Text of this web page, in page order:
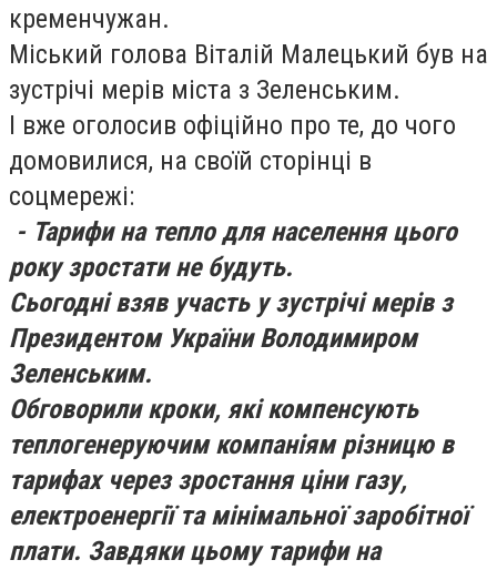
кременчужан.
Міський голова Віталій Малецький був на
зустрічі мерів міста з Зеленським.
І вже оголосив офіційно про те, до чого
домовилися, на своїй сторінці в
соцмережі:
- Тарифи на тепло для населення цього
року зростати не будуть.
Сьогодні взяв участь у зустрічі мерів з
Президентом України Володимиром
Зеленським.
Обговорили кроки, які компенсують
теплогенеруючим компаніям різницю в
тарифах через зростання ціни газу,
електроенергії та мінімальної заробітної
плати. Завдяки цьому тарифи на